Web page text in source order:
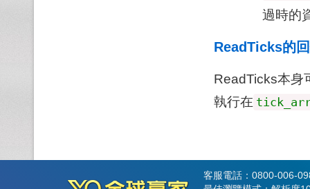
過時的
ReadTicks的
ReadTicks本身
執行在
客服電話：0800-006-